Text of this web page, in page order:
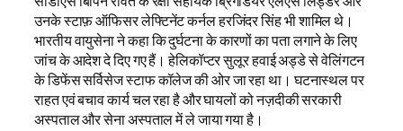
उनके स्टाफ़ ऑफिसर लेफ्टिनेंट कर्नल हरजिंदर सिंह भी शामिल थे।
भारतीय वायुसेना ने कहा कि दुर्घटना के कारणों का पता लगाने के लिए
जांच के आदेश दे दिए गए हैं। हेलिकॉप्टर सुलूर हवाई अड्डे से वेलिंगटन
के डिफेंस सर्विसेज स्टाफ कॉलेज की ओर जा रहा था। घटनास्थल पर
राहत एवं बचाव कार्य चल रहा है और घायलों को नज़दीकी सरकारी
अस्पताल और सेना अस्पताल में ले जाया गया है।